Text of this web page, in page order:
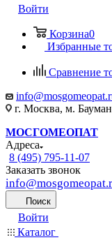
Войти
Корзина0
Избранные
Сравнение
г. Москва, м.
МОСГОМЕОПАТ
Адреса
8 (495) 795-11-07
Заказать звонок
Поиск
Войти
Каталог